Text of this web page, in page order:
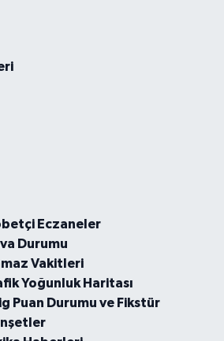
Eczaneler
Durumu
Vakitleri
Yoğunluk Haritası
Puan Durumu ve Fikstür